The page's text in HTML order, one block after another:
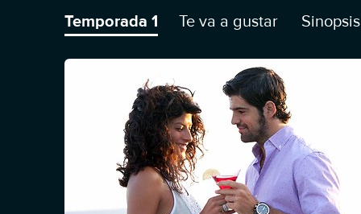
angustiosa pesadilla.
Temporada 1 Te va a gustar Sinopsis